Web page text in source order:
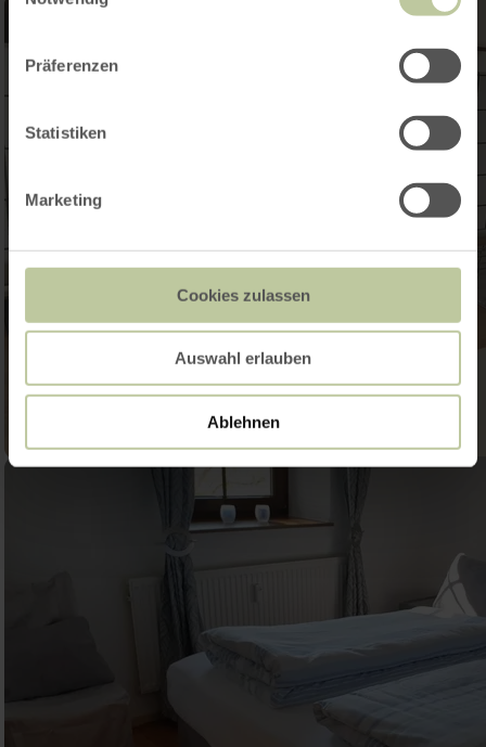
Präferenzen
Statistiken
Marketing
Cookies zulassen
Auswahl erlauben
Ablehnen